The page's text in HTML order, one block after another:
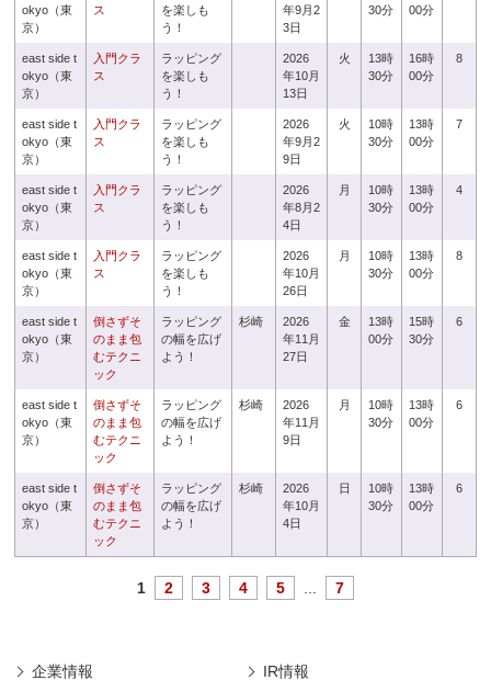
okyo（東
京）
ス
を楽しも
う！
年9月2
3日
30分
00分
east side t
okyo（東
京）
入門クラ
ス
ラッピング
を楽しも
う！
2026
年10月
13日
火
13時
30分
16時
00分
8
east side t
okyo（東
京）
入門クラ
ス
ラッピング
を楽しも
う！
2026
年9月2
9日
火
10時
30分
13時
00分
7
east side t
okyo（東
京）
入門クラ
ス
ラッピング
を楽しも
う！
2026
年8月2
4日
月
10時
30分
13時
00分
4
east side t
okyo（東
京）
入門クラ
ス
ラッピング
を楽しも
う！
2026
年10月
26日
月
10時
30分
13時
00分
8
east side t
okyo（東
京）
倒さずそ
のまま包
むテクニ
ック
ラッピング
の幅を広げ
よう！
杉崎
2026
年11月
27日
金
13時
00分
15時
30分
6
east side t
okyo（東
京）
倒さずそ
のまま包
むテクニ
ック
ラッピング
の幅を広げ
よう！
杉崎
2026
年11月
9日
月
10時
30分
13時
00分
6
east side t
okyo（東
京）
倒さずそ
のまま包
むテクニ
ック
ラッピング
の幅を広げ
よう！
杉崎
2026
年10月
4日
日
10時
30分
13時
00分
6
1 2 3 4 5 7
企業情報 IR情報